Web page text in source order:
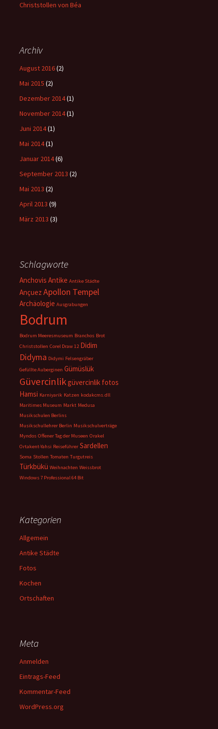
Christstollen von Béa
Archiv
August 2016(2)
Mai 2015 (2)
Dezember 2014(1)
November 2014(1)
Juni 2014(1)
Mai 2014(1)
Januar 2014(6)
September 2013 (2)
Mai 2013 (2)
April 2013 (9)
März 2013 (3)
Schlagworte
Anchovis Antike Antike Städte
Ançuez Apollon Tempel
Archäologie Ausgrabungen
Bodrum
Bodrum Meeresmuseum Branchos Brot
Christstollen Corel Draw 12 Didim
Didyma Didymi Felsengräber
Gefüllte Auberginen Gümüslük
Güvercinlikgüvercinlik fotos
Hamsi Karniyarik Katzen kodakcms.dll
Maritimes Museum Markt Medusa
Musikschulen Berlins
Musikschullehrer Berlin Musikschulverträge
Myndos Offener Tag der Museen Orakel
Ortakent-Yahsi Reiseführer Sardellen
Soma Stollen Tomaten Turgutreis
Türkbükü Weihnachten Weissbrot
Windows 7 Professional 64 Bit
Kategorien
Allgemein
Antike Städte
Fotos
Kochen
Ortschaften
Meta
Anmelden
Eintrags-Feed
Kommentar-Feed
WordPress.org